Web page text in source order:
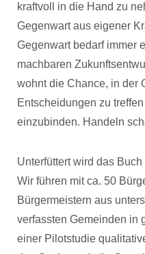
kraftvoll in die Hand zu
Gegenwart aus eigener
Gegenwart bedarf immer
machbaren
wohnt die Chance, in der
Entscheidungen zu
einzubinden. Handeln
Unterfüttert wird das
Wir führen mit ca. 50
Bürgermeistern aus
verfassten Gemeinden in
einer Pilotstudie